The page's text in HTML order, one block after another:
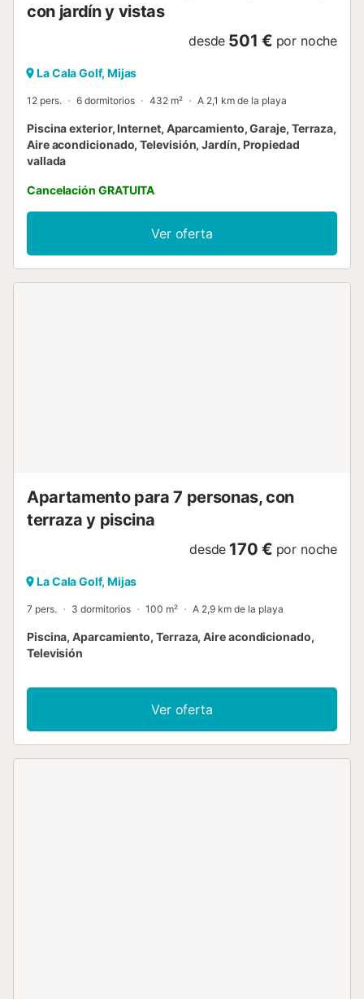
con jardín y vistas
desde 501 € por noche
La Cala Golf, Mijas
12 pers. 6 dormitorios 432 m² A 2,1 km de la playa
Piscina exterior, Internet, Aparcamiento, Garaje, Terraza,
Aire acondicionado, Televisión, Jardín, Propiedad
vallada
Cancelación GRATUITA
Ver oferta
Apartamento para 7 personas, con
terraza y piscina
desde 170 € por noche
La Cala Golf, Mijas
7 pers. 3 dormitorios 100 m² A 2,9 km de la playa
Piscina, Aparcamiento, Terraza, Aire acondicionado,
Televisión
Ver oferta